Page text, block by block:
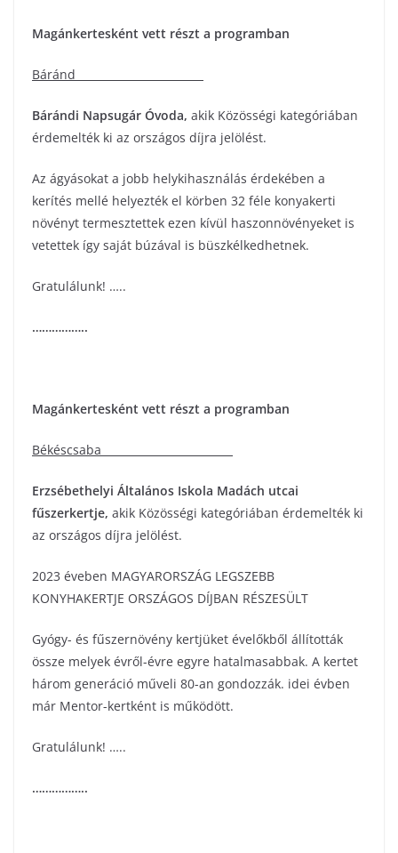
Magánkertesként vett részt a programban
Báránd
Bárándi Napsugár Óvoda, akik Közösségi kategóriában
érdemelték ki az országos díjra jelölést.
Az ágyásokat a jobb helykihasználás érdekében a
kerítés mellé helyezték el körben 32 féle konyakerti
növényt termesztettek ezen kívül haszonnövényeket is
vetettek így saját búzával is büszkélkedhetnek.
Gratulálunk! …..
……………..
Magánkertesként vett részt a programban
Békéscsaba
Erzsébethelyi Általános Iskola Madách utcai
fűszerkertje, akik Közösségi kategóriában érdemelték ki
az országos díjra jelölést.
2023 éveben MAGYARORSZÁG LEGSZEBB
KONYHAKERTJE ORSZÁGOS DÍJBAN RÉSZESÜLT
Gyógy- és fűszernövény kertjüket évelőkből állították
össze melyek évről-évre egyre hatalmasabbak. A kertet
három generáció műveli 80-an gondozzák. idei évben
már Mentor-kertként is működött.
Gratulálunk! …..
……………..